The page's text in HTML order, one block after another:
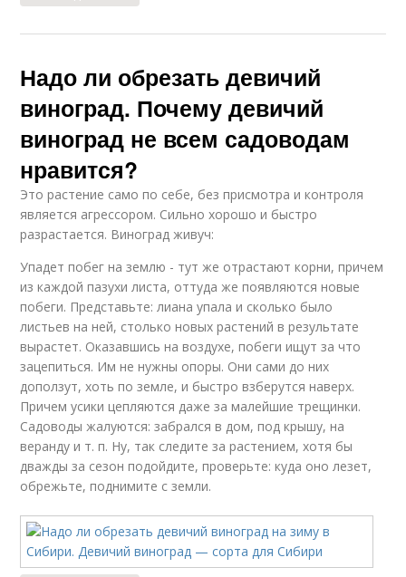
Надо ли обрезать девичий
виноград. Почему девичий
виноград не всем садоводам
нравится?
Это растение само по себе, без присмотра и контроля
является агрессором. Сильно хорошо и быстро
разрастается. Виноград живуч:
Упадет побег на землю - тут же отрастают корни, причем
из каждой пазухи листа, оттуда же появляются новые
побеги. Представьте: лиана упала и сколько было
листьев на ней, столько новых растений в результате
вырастет. Оказавшись на воздухе, побеги ищут за что
зацепиться. Им не нужны опоры. Они сами до них
доползут, хоть по земле, и быстро взберутся наверх.
Причем усики цепляются даже за малейшие трещинки.
Садоводы жалуются: забрался в дом, под крышу, на
веранду и т. п. Ну, так следите за растением, хотя бы
дважды за сезон подойдите, проверьте: куда оно лезет,
обрежьте, поднимите с земли.